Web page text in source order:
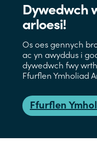
Dywedwch
arloesi!
Os oes gennych
ac yn awyddus i
dywedwch fwy
Ffurflen Ymholiad
Ffurflen